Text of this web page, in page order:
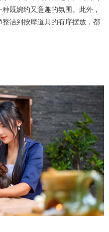
既婉约又意趣的氛围。此外，
洁到按摩道具的有序摆放，都